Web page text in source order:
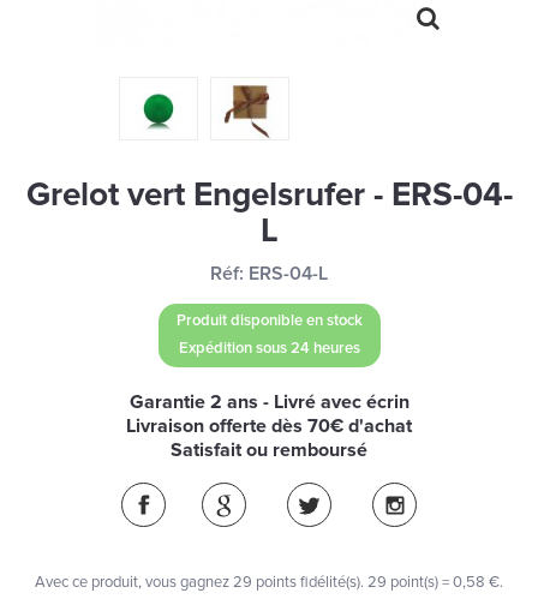
Grelot vert Engelsrufer - ERS-04-
L
Réf: ERS-04-L
Produit disponible en stock
Expédition sous 24 heures
Garantie 2 ans - Livré avec écrin
Livraison offerte dès 70€ d'achat
Satisfait ou remboursé
Avec ce produit, vous gagnez29 points fidélité(s). 29 point(s) =0,58 €.